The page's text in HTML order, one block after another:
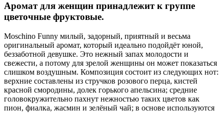
Аромат для женщин принадлежит к группе
цветочные фруктовые.
Moschino Funny милый, задорный, приятный и весьма
оригинальный аромат, который идеально подойдёт юной,
беззаботной девушке. Это нежный запах молодости и
свежести, а потому для зрелой женщины он может показаться
слишком воздушным. Композиция состоит из следующих нот:
верхние составлены из стручков розового перца, кистей
красной смородины, долек горького апельсина; средние
головокружительно пахнут нежностью таких цветов как
пион, фиалка, жасмин и зелёный чай; в основе используются